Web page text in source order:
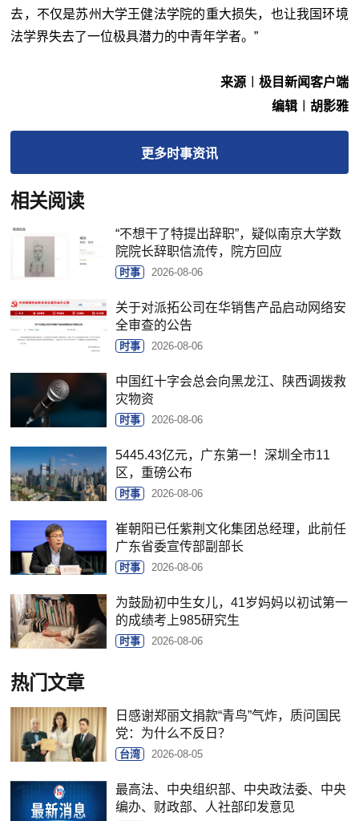
去，不仅是苏州大学王健法学院的重大损失，也让我国环境
法学界失去了一位极具潜力的中青年学者。”
来源︱极目新闻客户端
编辑︱胡影雅
更多时事资讯
相关阅读
“不想干了特提出辞职”，疑似南京大学数
院院长辞职信流传，院方回应
时事 2026-08-06
关于对派拓公司在华销售产品启动网络安
全审查的公告
时事 2026-08-06
中国红十字会总会向黑龙江、陕西调拨救
灾物资
时事 2026-08-06
5445.43亿元，广东第一！深圳全市11
区，重磅公布
时事 2026-08-06
崔朝阳已任紫荆文化集团总经理，此前任
广东省委宣传部副部长
时事 2026-08-06
为鼓励初中生女儿，41岁妈妈以初试第一
的成绩考上985研究生
时事 2026-08-06
热门文章
日感谢郑丽文捐款“青鸟”气炸，质问国民
党：为什么不反日？
台湾 2026-08-05
最高法、中央组织部、中央政法委、中央
编办、财政部、人社部印发意见